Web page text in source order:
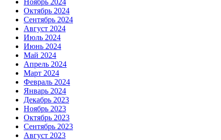
Ноябрь 2024
Октябрь 2024
Сентябрь 2024
Август 2024
Июль 2024
Июнь 2024
Май 2024
Апрель 2024
Март 2024
Февраль 2024
Январь 2024
Декабрь 2023
Ноябрь 2023
Октябрь 2023
Сентябрь 2023
Август 2023